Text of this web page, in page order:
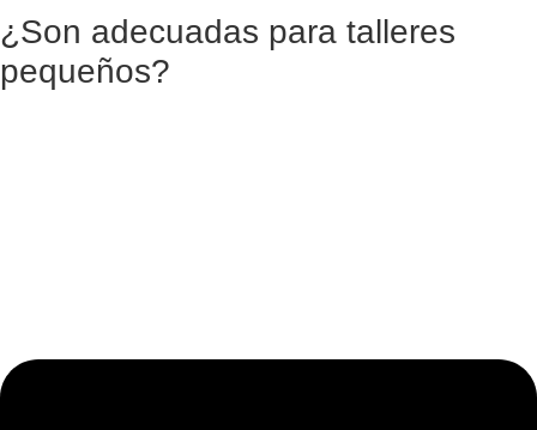
¿Son adecuadas para talleres
pequeños?